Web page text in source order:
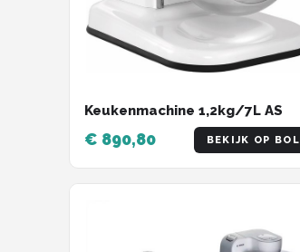
Keukenmachine 1,2kg/7L AS
€ 890,80 BEKIJK OP BOL